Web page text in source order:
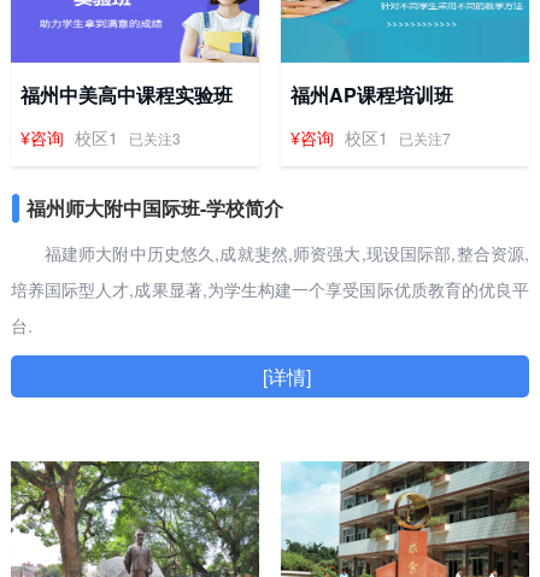
福州中美高中课程实验班
¥咨询 校区1 已关注3
福州AP课程培训班
¥咨询 校区1 已关注7
福州师大附中国际班-学校简介
福建师大附中历史悠久,成就斐然,师资强大,现设国际部,整合资源,
培养国际型人才,成果显著,为学生构建一个享受国际优质教育的优良平
台.
[详情]